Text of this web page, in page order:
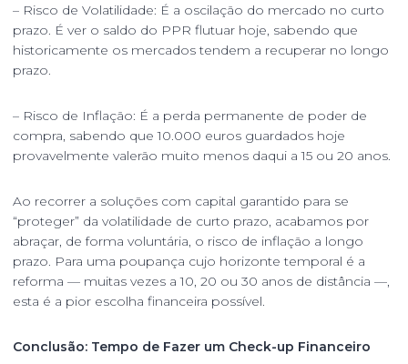
– Risco de Volatilidade: É a oscilação do mercado no curto
prazo. É ver o saldo do PPR flutuar hoje, sabendo que
historicamente os mercados tendem a recuperar no longo
prazo.
– Risco de Inflação: É a perda permanente de poder de
compra, sabendo que 10.000 euros guardados hoje
provavelmente valerão muito menos daqui a 15 ou 20 anos.
Ao recorrer a soluções com capital garantido para se
“proteger” da volatilidade de curto prazo, acabamos por
abraçar, de forma voluntária, o risco de inflação a longo
prazo. Para uma poupança cujo horizonte temporal é a
reforma — muitas vezes a 10, 20 ou 30 anos de distância —,
esta é a pior escolha financeira possível.
Conclusão: Tempo de Fazer um Check-up Financeiro